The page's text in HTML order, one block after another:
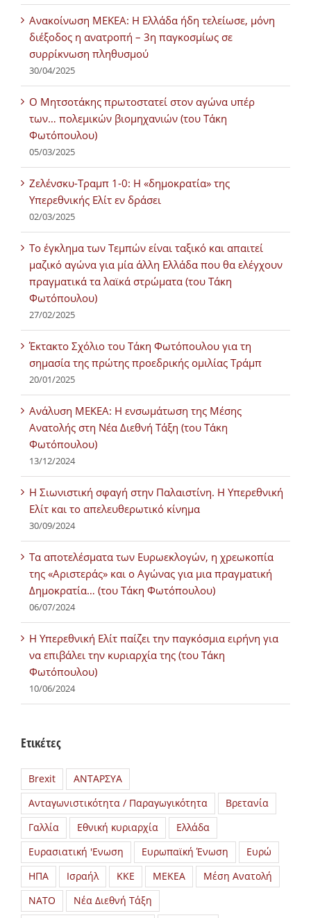
Ανακοίνωση ΜΕΚΕΑ: Η Ελλάδα ήδη τελείωσε, μόνη
διέξοδος η ανατροπή – 3η παγκοσμίως σε
συρρίκνωση πληθυσμού
30/04/2025
Ο Μητσοτάκης πρωτοστατεί στον αγώνα υπέρ
των… πολεμικών βιομηχανιών (του Τάκη
Φωτόπουλου)
05/03/2025
Ζελένσκυ-Τραμπ 1-0: Η «δημοκρατία» της
Υπερεθνικής Ελίτ εν δράσει
02/03/2025
Tο έγκλημα των Τεμπών είναι ταξικό και απαιτεί
μαζικό αγώνα για μία άλλη Ελλάδα που θα ελέγχουν
πραγματικά τα λαϊκά στρώματα (του Τάκη
Φωτόπουλου)
27/02/2025
Έκτακτο Σχόλιο του Τάκη Φωτόπουλου για τη
σημασία της πρώτης προεδρικής ομιλίας Τράμπ
20/01/2025
Ανάλυση ΜΕΚΕΑ: Η ενσωμάτωση της Μέσης
Ανατολής στη Νέα Διεθνή Τάξη (του Τάκη
Φωτόπουλου)
13/12/2024
Η Σιωνιστική σφαγή στην Παλαιστίνη. Η Υπερεθνική
Ελίτ και το απελευθερωτικό κίνημα
30/09/2024
Τα αποτελέσματα των Ευρωεκλογών, η χρεωκοπία
της «Αριστεράς» και ο Αγώνας για μια πραγματική
Δημοκρατία… (του Τάκη Φωτόπουλου)
06/07/2024
H Υπερεθνική Ελίτ παίζει την παγκόσμια ειρήνη για
να επιβάλει την κυριαρχία της (του Τάκη
Φωτόπουλου)
10/06/2024
Ετικέτες
Brexit
ΑΝΤΑΡΣΥΑ
Ανταγωνιστικότητα / Παραγωγικότητα
Βρετανία
Γαλλία
Εθνική κυριαρχία
Ελλάδα
Ευρασιατική 'Ενωση
Ευρωπαϊκή Ένωση
Ευρώ
ΗΠΑ
Ισραήλ ΚΚΕ ΜΕΚΕΑ
Μέση Ανατολή
ΝΑΤΟ
Νέα Διεθνή Τάξη